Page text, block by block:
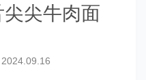
尖牛肉面
2024.09.16